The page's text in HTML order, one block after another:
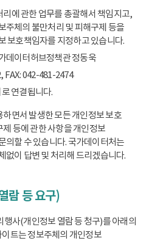
에 관한 업무를 총괄해서 책임지고,
주체의 불만처리 및 피해구제 등을
보호책임자를 지정하고 있습니다.
데이터허브정책관 정동욱
FAX: 042-481-2474
연결됩니다.
면서 발생한 모든 개인정보 보호
등에 관한 사항을 개인정보
의할 수 있습니다. 국가데이터처는
없이 답변 및 처리해 드리겠습니다.
람 등 요구)
사(개인정보 열람 등 청구)를 아래의
트는 정보주체의 개인정보